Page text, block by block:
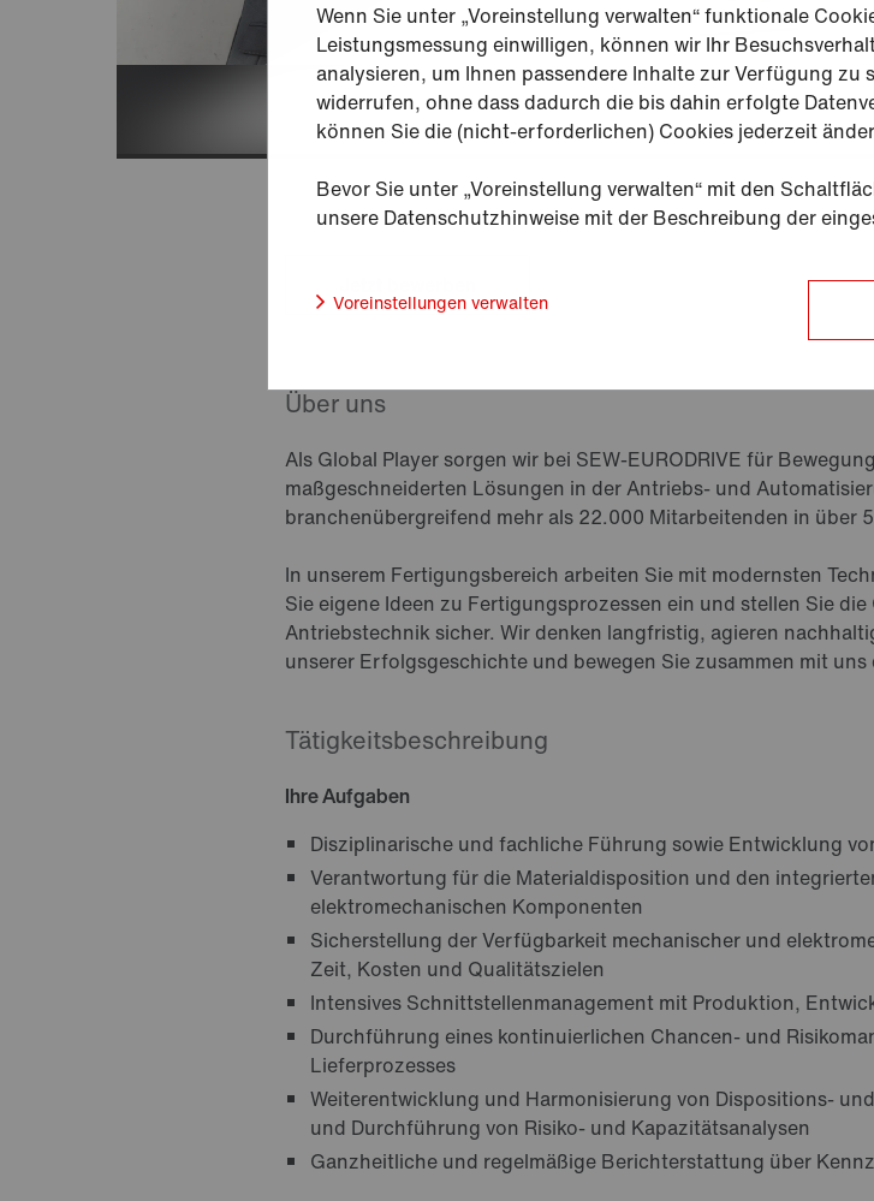
Über uns
Als Global Player sorgen wir bei SEW-EURODRIVE für
maßgeschneiderten Lösungen in der Antriebs- und
branchenübergreifend mehr als 22.000 Mitarbeitenden in über
In unserem Fertigungsbereich arbeiten Sie mit modernsten
Sie eigene Ideen zu Fertigungsprozessen ein und stellen Sie
Antriebstechnik sicher. Wir denken langfristig, agieren
unserer Erfolgsgeschichte und bewegen Sie zusammen mit uns
Tätigkeitsbeschreibung
Ihre Aufgaben
Disziplinarische und fachliche Führung sowie Entwicklung
Verantwortung für die Materialdisposition und den
elektromechanischen Komponenten
Sicherstellung der Verfügbarkeit mechanischer und
Zeit, Kosten und Qualitätszielen
Intensives Schnittstellenmanagement mit Produktion,
Durchführung eines kontinuierlichen Chancen- und
Lieferprozesses
Weiterentwicklung und Harmonisierung von Dispositions-
und Durchführung von Risiko- und Kapazitätsanalysen
Ganzheitliche und regelmäßige Berichterstattung über
Wenn Sie unter „Voreinstellung verwalten“ funktionale
Leistungsmessung einwilligen, können wir Ihr
analysieren, um Ihnen passendere Inhalte zur Verfügung
widerrufen, ohne dass dadurch die bis dahin erfolgte
können Sie die (nicht-erforderlichen) Cookies jederzeit
Bevor Sie unter „Voreinstellung verwalten“ mit den
unsere Datenschutzhinweise mit der Beschreibung der
Voreinstellungen verwalten